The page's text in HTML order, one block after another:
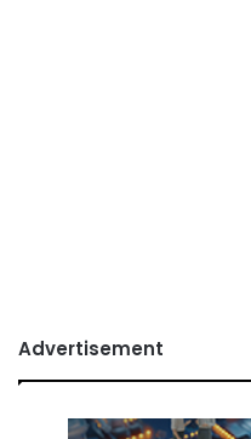
Advertisement